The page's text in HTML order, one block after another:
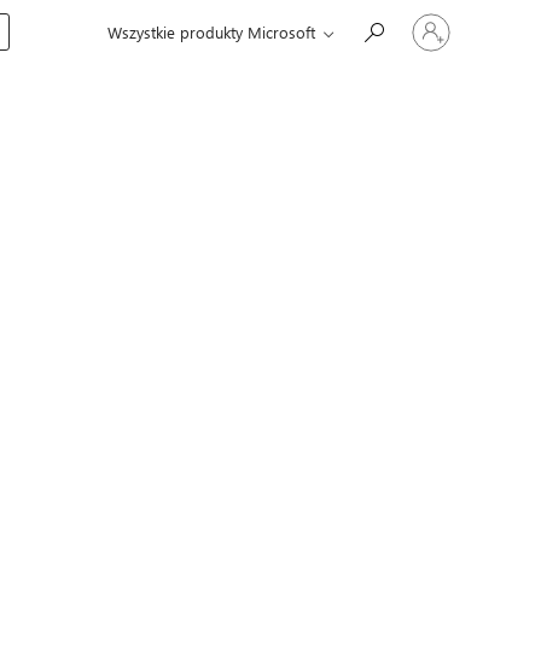
Wszystkie produkty Microsoft
Zaloguj
się
do